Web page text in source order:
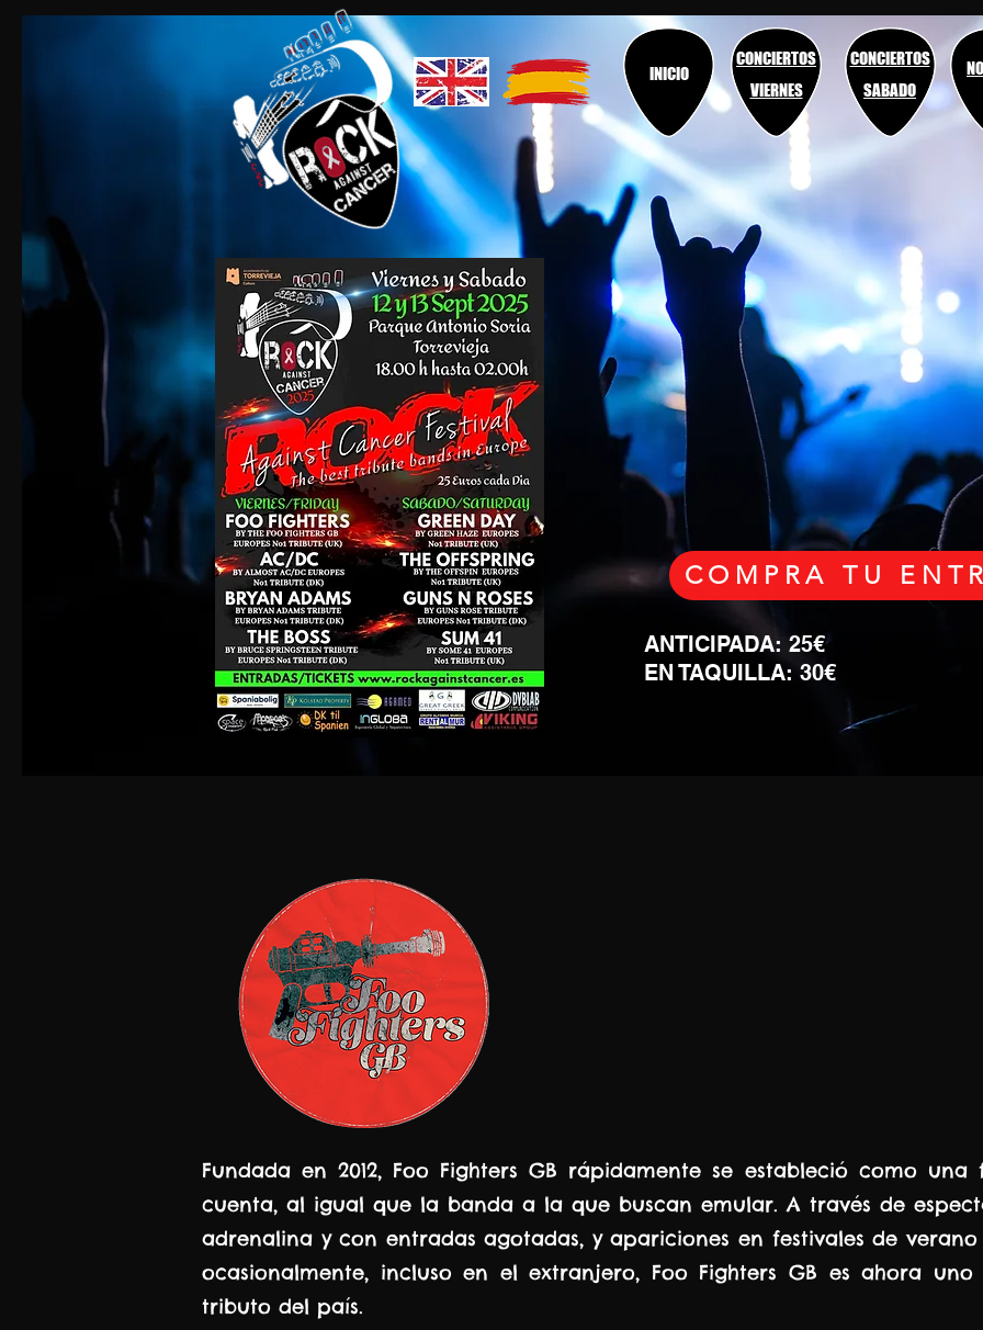
CONCIERTOS
VIERNES
INICIO
CONCIERTOS
SABADO
COMPRA TU
ANTICIPADA: 25€
EN TAQUILLA: 30€
Fundada en 2012, Foo Fighters GB rápidamente se estableció como
cuenta, al igual que la banda a la que buscan emular. A través de
adrenalina y con entradas agotadas, y apariciones en festivales de
ocasionalmente, incluso en el extranjero, Foo Fighters GB es ahora
tributo del país.